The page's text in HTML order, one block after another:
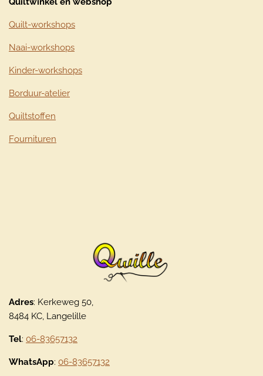
Quilt-workshops
Naai-workshops
Kinder-workshops
Borduur-atelier
Quiltstoffen
Fournituren
Adres: Kerkeweg 50,
8484 KC, Langelille
Tel: 06-83657132
WhatsApp: 06-83657132